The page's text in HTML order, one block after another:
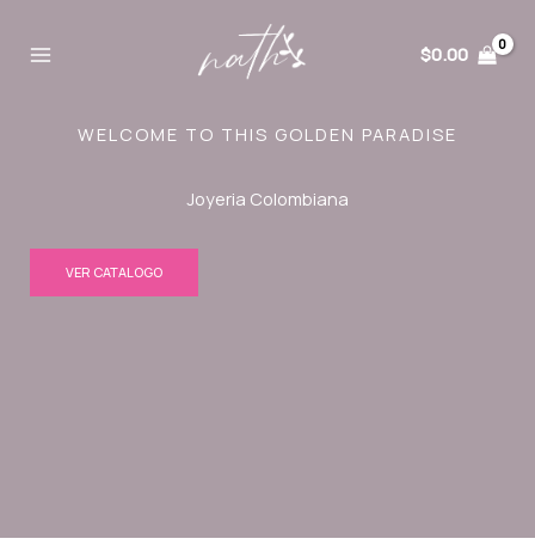
$0.00
WELCOME TO THIS GOLDEN PARADISE
Joyeria Colombiana
VER CATALOGO